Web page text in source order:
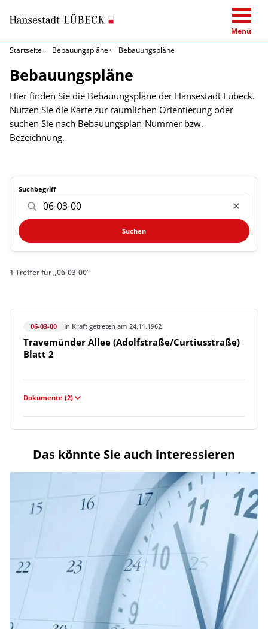
Menü
Startseite
Bebauungspläne Bebauungspläne
Bebauungspläne
Hier finden Sie die Bebauungspläne der Hansestadt Lübeck.
Nutzen Sie die Karte zur räumlichen Orientierung oder
suchen Sie nach Bebauungsplan-Nummer bzw.
Bezeichnung.
Suchbegriff
Suchen
1 Treffer für „06-03-00"
06-03-00 In Kraft getreten am 24.11.1962
Travemünder Allee (Adolfstraße/Curtiusstraße)
Blatt 2
Dokumente (2)
Das könnte Sie auch interessieren